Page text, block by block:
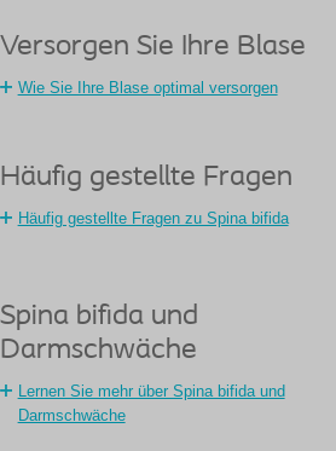
Versorgen Sie Ihre Blase
Wie Sie Ihre Blase optimal versorgen
Häufig gestellte Fragen
Häufig gestellte Fragen zu Spina bifida
Spina bifida und
Darmschwäche
Lernen Sie mehr über Spina bifida und
Darmschwäche